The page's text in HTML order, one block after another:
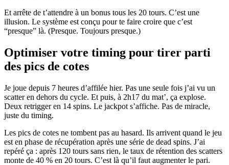
Et arrête de t’attendre à un bonus tous les 20 tours. C’est une
illusion. Le système est conçu pour te faire croire que c’est
“presque” là. (Presque. Toujours presque.)
Optimiser votre timing pour tirer parti
des pics de cotes
Je joue depuis 7 heures d’affilée hier. Pas une seule fois j’ai vu un
scatter en dehors du cycle. Et puis, à 2h17 du mat’, ça explose.
Deux retrigger en 14 spins. Le jackpot s’affiche. Pas de miracle,
juste du timing.
Les pics de cotes ne tombent pas au hasard. Ils arrivent quand le jeu
est en phase de récupération après une série de dead spins. J’ai
repéré ça : après 120 tours sans rien, le taux de rétention des scatters
monte de 40 % en 20 tours. C’est là qu’il faut augmenter le pari.